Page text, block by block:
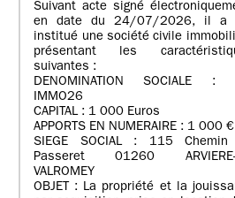
Suivant acte signé
en date du 24/07/2026, il a
institué une société civile
présentant les
suivantes :
DENOMINATION SOCIALE :
IMMO26
CAPITAL : 1 000 Euros
APPORTS EN NUMERAIRE : 1 000 €
SIEGE SOCIAL : 115 Chemin
Passeret 01260 ARVIERE-
VALROMEY
OBJET : La propriété et la